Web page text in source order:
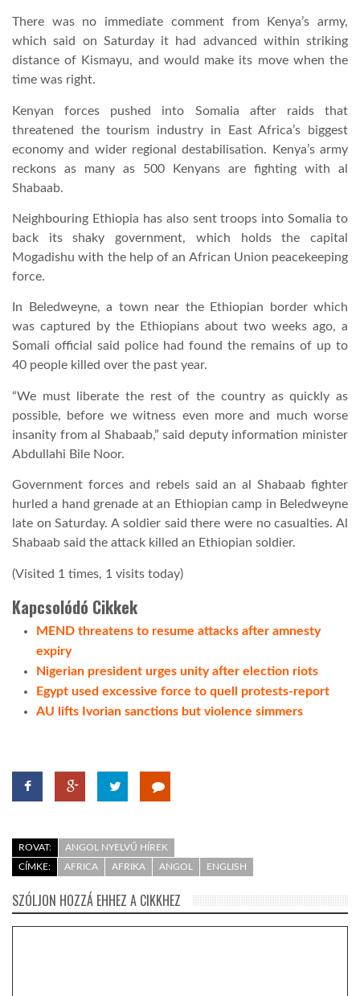
There was no immediate comment from Kenya’s army,
which said on Saturday it had advanced within striking
distance of Kismayu, and would make its move when the
time was right.
Kenyan forces pushed into Somalia after raids that
threatened the tourism industry in East Africa’s biggest
economy and wider regional destabilisation. Kenya’s army
reckons as many as 500 Kenyans are fighting with al
Shabaab.
Neighbouring Ethiopia has also sent troops into Somalia to
back its shaky government, which holds the capital
Mogadishu with the help of an African Union peacekeeping
force.
In Beledweyne, a town near the Ethiopian border which
was captured by the Ethiopians about two weeks ago, a
Somali official said police had found the remains of up to
40 people killed over the past year.
“We must liberate the rest of the country as quickly as
possible, before we witness even more and much worse
insanity from al Shabaab,” said deputy information minister
Abdullahi Bile Noor.
Government forces and rebels said an al Shabaab fighter
hurled a hand grenade at an Ethiopian camp in Beledweyne
late on Saturday. A soldier said there were no casualties. Al
Shabaab said the attack killed an Ethiopian soldier.
(Visited 1 times, 1 visits today)
Kapcsolódó Cikkek
MEND threatens to resume attacks after amnesty
expiry
Nigerian president urges unity after election riots
Egypt used excessive force to quell protests-report
AU lifts Ivorian sanctions but violence simmers
ROVAT:
ANGOL NYELVŰ HÍREK
CÍMKE:
AFRICA AFRIKA ANGOL ENGLISH
SZÓLJON HOZZÁ EHHEZ A CIKKHEZ